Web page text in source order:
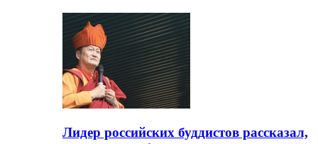
Лидер российских буддистов рассказал,